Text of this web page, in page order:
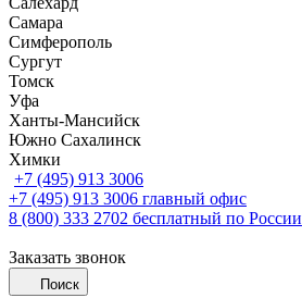
Самара
Симферополь
Сургут
Томск
Уфа
Ханты-Мансийск
Южно Сахалинск
Химки
+7 (495) 913 3006
+7 (495) 913 3006 главный офис
8 (800) 333 2702 бесплатный по России
Заказать звонок
Поиск